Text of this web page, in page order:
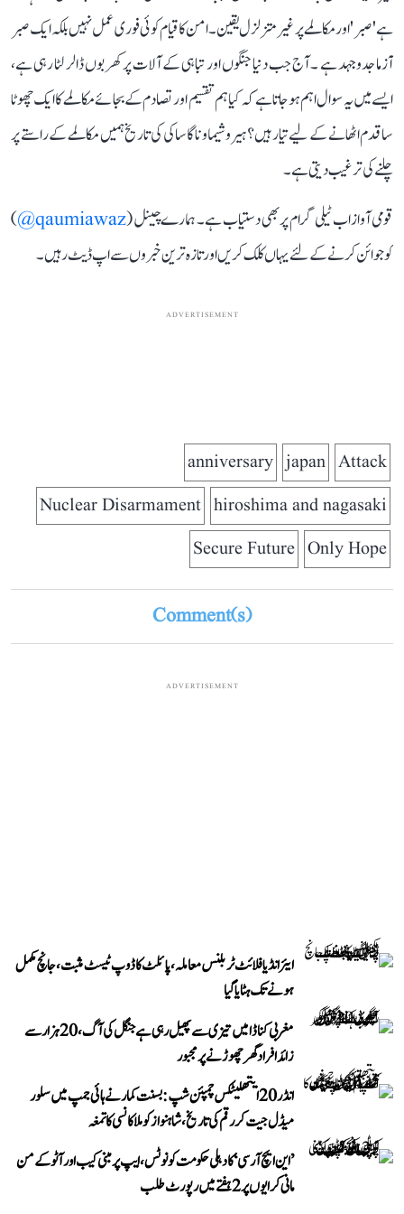
ہے 'صبر' اور مکالمے پر غیر متزلزل یقین۔ امن کا قیام کوئی فوری عمل نہیں بلکہ ایک صبر
آزما جدوجہد ہے ۔ آج جب دنیا جنگوں اور تباہی کے آلات پر کھربوں ڈالر لٹا رہی ہے،
ایسے میں یہ سوال اہم ہو جاتا ہے کہ کیا ہم تقسیم اور تصادم کے بجائے مکالمے کا ایک چھوٹا
سا قدم اٹھانے کے لیے تیار ہیں؟ ہیروشیما و ناگاساکی کی تاریخ ہمیں مکالمے کے راستے پر
چلنے کی ترغیب دیتی ہے۔
قومی آواز اب ٹیلی گرام پر بھی دستیاب ہے۔ ہمارے چینل (qaumiawaz@
)
کو جوائن کرنے کے لئے یہاں کلک کریں اور تازہ ترین خبروں سے اپ ڈیٹ رہیں۔
ADVERTISEMENT
Attack
japan
anniversary
hiroshima and nagasaki
Nuclear Disarmament
Only Hope
Secure Future
Comment(s)
ADVERTISEMENT
ایئر انڈیا فلائٹ ٹربلنس معاملہ، پائلٹ کا ڈوپ ٹیسٹ مثبت، جانچ مکمل
ہونے تک ہٹایا گیا
مغربی کناڈا میں تیزی سے پھیل رہی ہے جنگل کی آگ، 20 ہزار سے
زائد افراد گھر چھوڑنے پر مجبور
انڈر 20 ایتھلیٹکس چمپئن شپ: بسنت کمار نے ہائی جمپ میں سلور
میڈل جیت کر رقم کی تاریخ، شاہنواز کو ملا کانسی کا تمغہ
’این ایچ آر سی‘ کا دہلی حکومت کو نوٹس، ایپ پر مبنی کیب اور آٹو کے من
مانی کرایوں پر 2 ہفتے میں رپورٹ طلب